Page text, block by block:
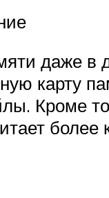
даже в
карту
Кроме
более